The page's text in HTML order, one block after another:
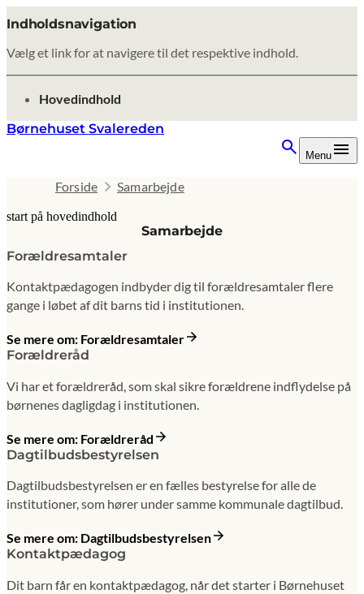
Indholdsnavigation
Vælg et link for at navigere til det respektive indhold.
gå til
Hovedindhold
Børnehuset Svalereden
Menu
Forside Samarbejde
start på hovedindhold
Samarbejdesenest opdateret 9. februar 2026
Forældresamtaler
Kontaktpædagogen indbyder dig til forældresamtaler flere
gange i løbet af dit barns tid i institutionen.
Se mere om: Forældresamtaler
Forældreråd
Vi har et forældreråd, som skal sikre forældrene indflydelse på
børnenes dagligdag i institutionen.
Se mere om: Forældreråd
Dagtilbudsbestyrelsen
Dagtilbudsbestyrelsen er en fælles bestyrelse for alle de
institutioner, som hører under samme kommunale dagtilbud.
Se mere om: Dagtilbudsbestyrelsen
Kontaktpædagog
Dit barn får en kontaktpædagog, når det starter i Børnehuset